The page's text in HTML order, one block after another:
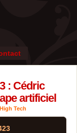
: Cédric
artificiel
Tech